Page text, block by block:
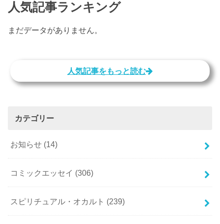
人気記事ランキング
まだデータがありません。
人気記事をもっと読む
カテゴリー
お知らせ (14)
コミックエッセイ (306)
スピリチュアル・オカルト (239)